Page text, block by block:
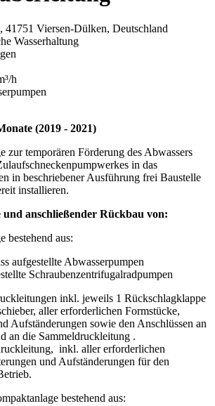
Wasserhaltung
h
(2019 - 2021)
zur temporären Förderung des Abwassers
in das
in beschriebener Ausführung frei Baustelle
installieren.
anschließender Rückbau von:
bestehend aus:
aufgestellte Abwasserpumpen
Schraubenzentrifugalradpumpen
inkl. jeweils 1 Rückschlagklappe
aller erforderlichen Formstücke,
Aufständerungen sowie den Anschlüssen an
an die Sammeldruckleitung .
inkl. aller erforderlichen
und Aufständerungen für den
bestehend aus: